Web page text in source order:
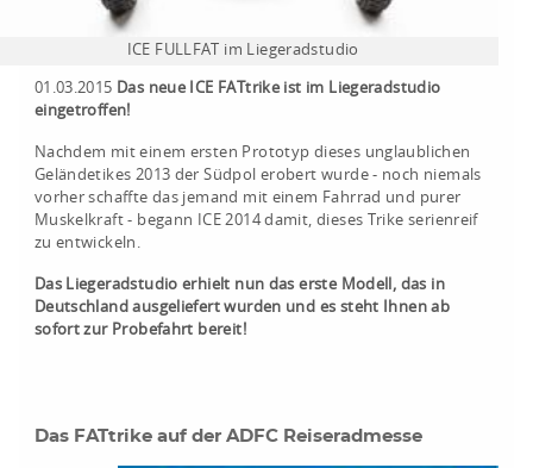
ICE FULLFAT im Liegeradstudio
01.03.2015 Das neue ICE FATtrike ist im Liegeradstudio
eingetroffen!
Nachdem mit einem ersten Prototyp dieses unglaublichen
Geländetikes 2013 der Südpol erobert wurde - noch niemals
vorher schaffte das jemand mit einem Fahrrad und purer
Muskelkraft - begann ICE 2014 damit, dieses Trike serienreif
zu entwickeln.
Das Liegeradstudio erhielt nun das erste Modell, das in
Deutschland ausgeliefert wurden und es steht Ihnen ab
sofort zur Probefahrt bereit!
Das FATtrike auf der ADFC Reiseradmesse